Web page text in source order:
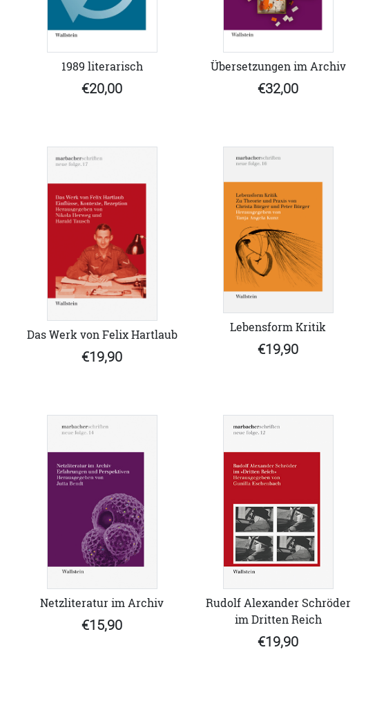
1989 literarisch
€20,00
Übersetzungen im Archiv
€32,00
Das Werk von Felix Hartlaub
€19,90
Lebensform Kritik
€19,90
Netzliteratur im Archiv
€15,90
Rudolf Alexander Schröder
im Dritten Reich
€19,90